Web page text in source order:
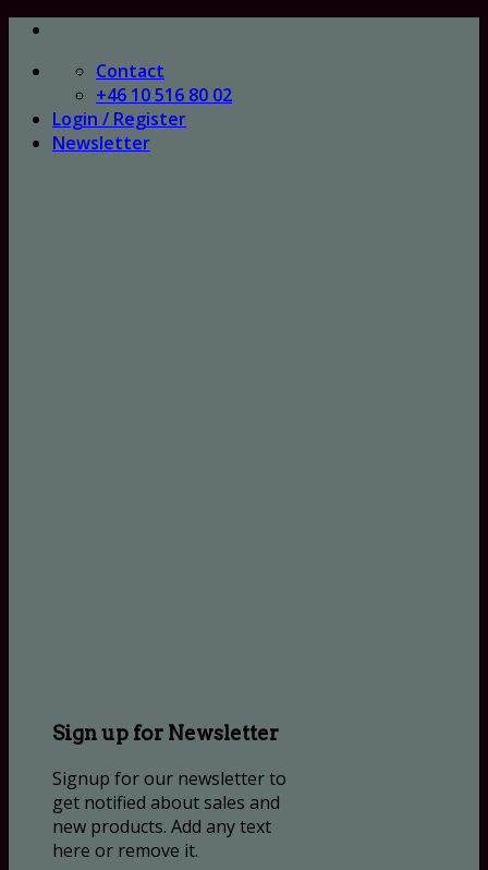
Skip
content
Contact
+46 10 516 80 02
Login / Register
Newsletter
Sign up for Newsletter
Signup for our newsletter to
get notified about sales and
new products. Add any text
here or remove it.